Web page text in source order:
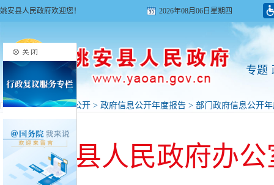
姚安县人民政府欢迎您！ 2026年08月06日星期四
专题
首页>政府信息公开 > 政府信息公开年度报告 > 部门政府信息公开
姚安县人民政府办